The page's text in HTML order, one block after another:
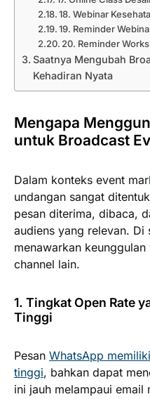
18. Webinar
19. Reminder
20. Reminder
Saatnya Mengubah
Kehadiran Nyata
Mengapa
untuk Broadcast
Dalam konteks event
undangan sangat
pesan diterima, dibaca,
audiens yang relevan. Di
menawarkan
channel lain.
1. Tingkat Open Rate
Tinggi
Pesan WhatsApp memiliki
tinggi, bahkan dapat
ini jauh melampaui